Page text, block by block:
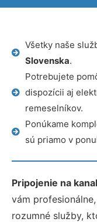
Všetky naše
Slovenska.
Potrebujete
dispozícii aj
remeselníkov.
Ponúkame
sú priamo v
Pripojenie na
vám
rozumné služby,